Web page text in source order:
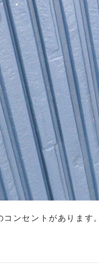
コンセントがあります。